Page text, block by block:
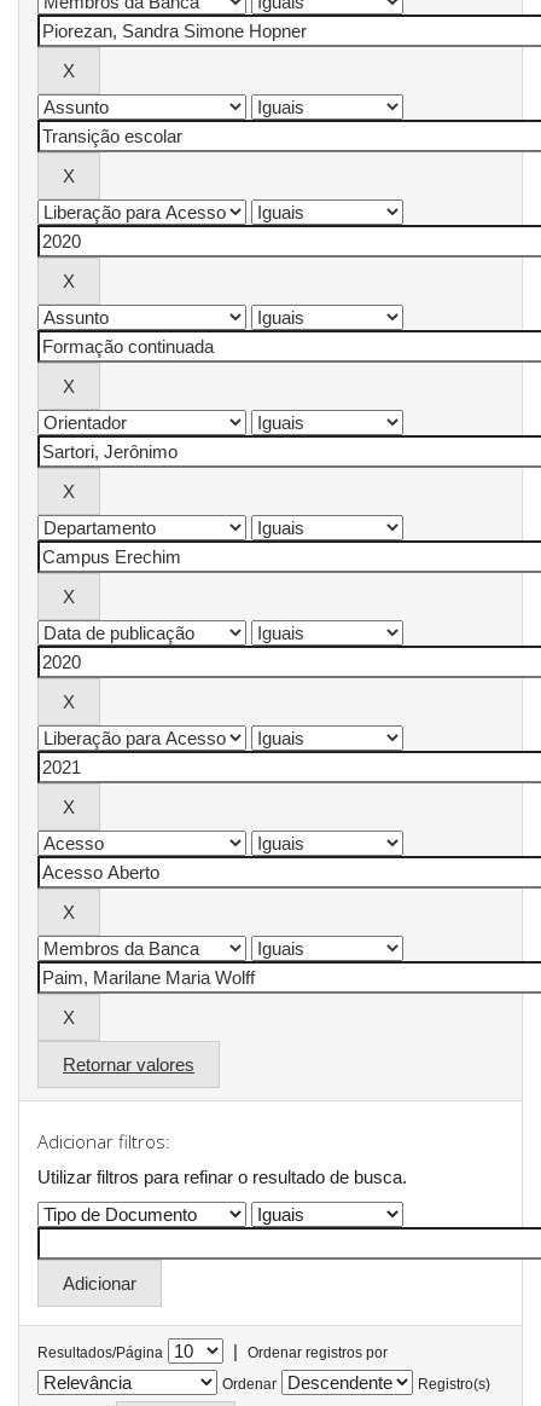
Retornar valores
Adicionar filtros:
Utilizar filtros para refinar o resultado de busca.
Resultados/Página |
Ordenar registros por
Ordenar
Registro(s)